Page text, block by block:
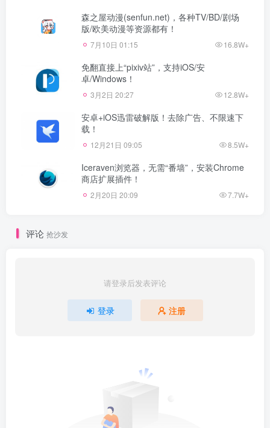
森之屋动漫(senfun.net)，各种TV/BD/剧场
版/欧美动漫等资源都有！
7月10日 01:15 16.8W+
免翻直接上“pixiv站”，支持iOS/安
卓/Windows！
3月2日 20:27 12.8W+
安卓+iOS迅雷破解版！去除广告、不限速下
载！
12月21日 09:05 8.5W+
Iceraven浏览器，无需“番墙”，安装Chrome
商店扩展插件！
2月20日 20:09 7.7W+
评论 抢沙发
请登录后发表评论
登录 注册